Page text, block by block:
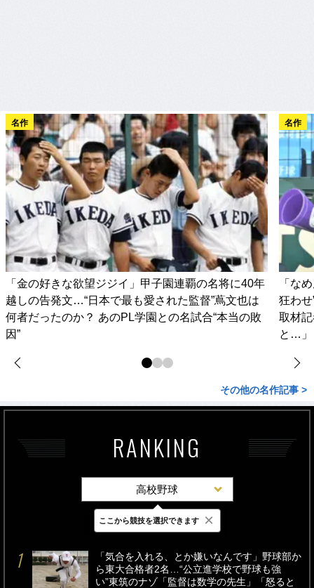
名作
「金の好きな欲望ジジイ」甲子園連覇の名将に40年
越しの告発文…“日本で最も愛された監督”蔦文也は
何者だったのか？ あのPL学園との名試合“本当の敗
因”
名作
「な
狂わ
取材
と…」
その他の名作記事 >
RANKING
高校野球
最新 24時間 週間
「気合を入れる、とか嫌いなんです」野球部か
ら東大合格者2名…“公立進学校で野球も強
い”東筑のナゾ「監督は数学の先生」「怒ると
ここから競技を選択できます ×